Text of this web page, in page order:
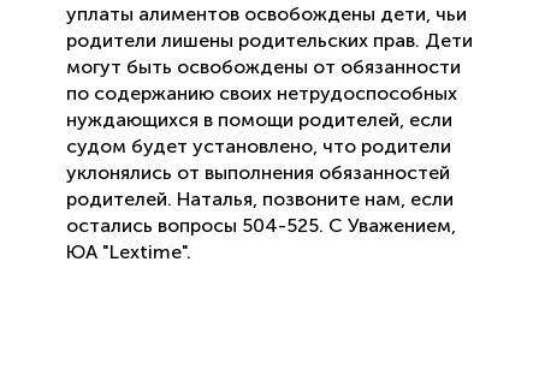
уплаты алиментов освобождены дети, чьи
родители лишены родительских прав. Дети
могут быть освобождены от обязанности
по содержанию своих нетрудоспособных
нуждающихся в помощи родителей, если
судом будет установлено, что родители
уклонялись от выполнения обязанностей
родителей. Наталья, позвоните нам, если
остались вопросы 504-525. С Уважением,
ЮА "Lextime".